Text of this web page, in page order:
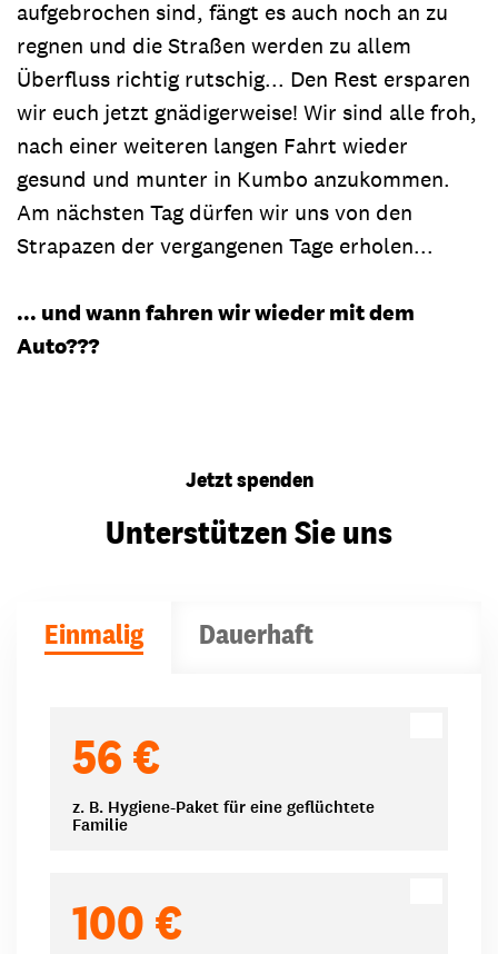
aufgebrochen sind, fängt es auch noch an zu
regnen und die Straßen werden zu allem
Überfluss richtig rutschig... Den Rest ersparen
wir euch jetzt gnädigerweise! Wir sind alle froh,
nach einer weiteren langen Fahrt wieder
gesund und munter in Kumbo anzukommen.
Am nächsten Tag dürfen wir uns von den
Strapazen der vergangenen Tage erholen...
... und wann fahren wir wieder mit dem
Auto???
Jetzt spenden
Unterstützen Sie uns
Einmalig Dauerhaft
56 €
z. B. Hygiene-Paket für eine geflüchtete
Familie
100 €